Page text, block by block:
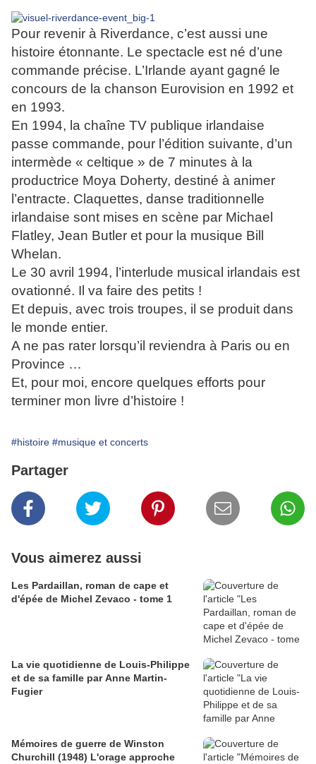
Pour revenir à Riverdance, c’est aussi une
histoire étonnante. Le spectacle est né d’une
commande précise. L’Irlande ayant gagné le
concours de la chanson Eurovision en 1992 et
en 1993.
En 1994, la chaîne TV publique irlandaise
passe commande, pour l’édition suivante, d’un
intermède « celtique » de 7 minutes à la
productrice Moya Doherty, destiné à animer
l’entracte. Claquettes, danse traditionnelle
irlandaise sont mises en scène par Michael
Flatley, Jean Butler et pour la musique Bill
Whelan.
Le 30 avril 1994, l’interlude musical irlandais est
ovationné. Il va faire des petits !
Et depuis, avec trois troupes, il se produit dans
le monde entier.
A ne pas rater lorsqu’il reviendra à Paris ou en
Province …
Et, pour moi, encore quelques efforts pour
terminer mon livre d’histoire !
#histoire #musique et concerts
Partager
Vous aimerez aussi
Les Pardaillan, roman de cape et
d'épée de Michel Zevaco - tome 1
La vie quotidienne de Louis-Philippe
et de sa famille par Anne Martin-
Fugier
Mémoires de guerre de Winston
Churchill (1948) L'orage approche